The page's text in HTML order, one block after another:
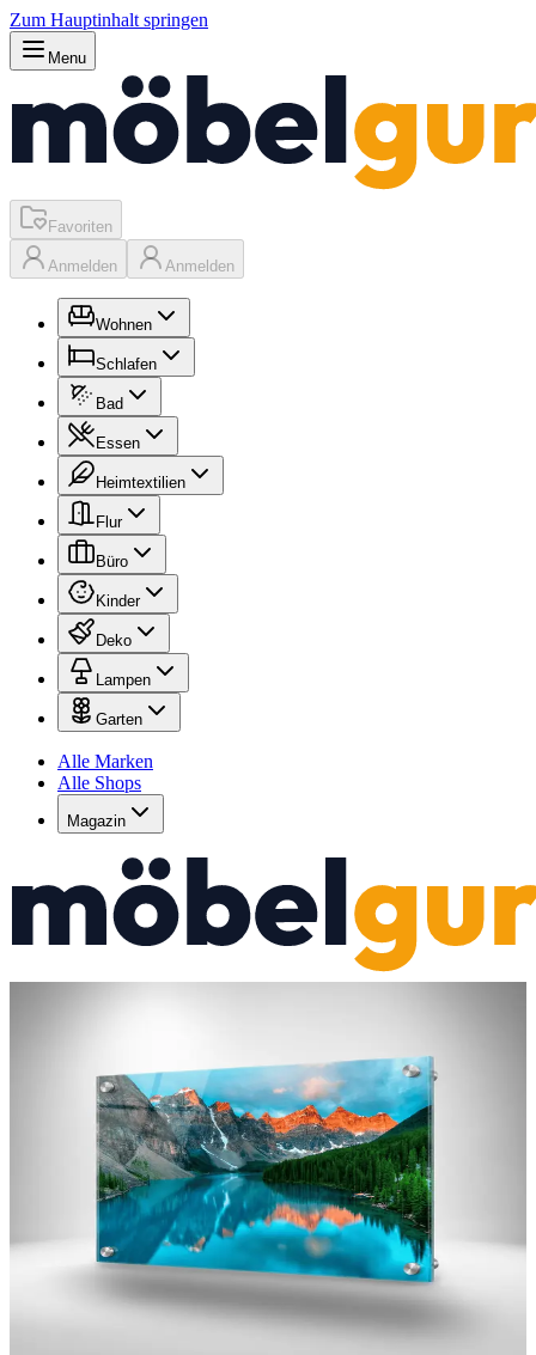
Zum Hauptinhalt springen
Menu
Favoriten
Anmelden Anmelden
Wohnen
Schlafen
Bad
Essen
Heimtextilien
Flur
Büro
Kinder
Deko
Lampen
Garten
Alle Marken
Alle Shops
Magazin